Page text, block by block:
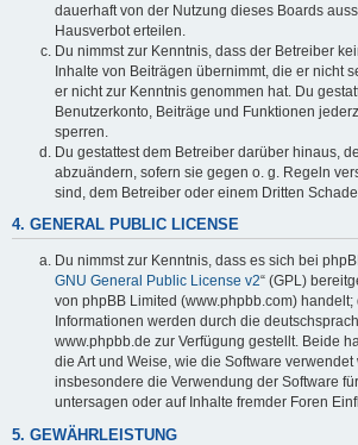
dauerhaft von der Nutzung dieses Boards
Hausverbot erteilen.
Du nimmst zur Kenntnis, dass der Betreiber
Inhalte von Beiträgen übernimmt, die er nicht
er nicht zur Kenntnis genommen hat. Du
Benutzerkonto, Beiträge und Funktionen
sperren.
Du gestattest dem Betreiber darüber hinaus,
abzuändern, sofern sie gegen o. g. Regeln
sind, dem Betreiber oder einem Dritten
4. GENERAL PUBLIC LICENSE
Du nimmst zur Kenntnis, dass es sich bei
GNU General Public License v2“ (GPL)
von phpBB Limited (www.phpbb.com)
Informationen werden durch die
www.phpbb.de zur Verfügung gestellt. Beide
die Art und Weise, wie die Software
insbesondere die Verwendung der Software
untersagen oder auf Inhalte fremder Foren
5. GEWÄHRLEISTUNG